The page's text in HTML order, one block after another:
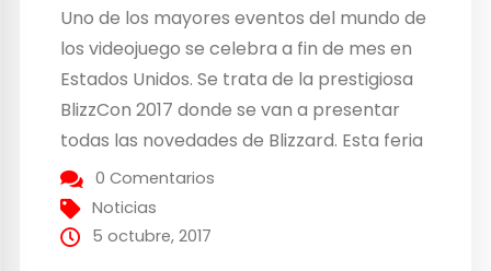
Uno de los mayores eventos del mundo de
los videojuego se celebra a fin de mes en
Estados Unidos. Se trata de la prestigiosa
BlizzCon 2017 donde se van a presentar
todas las novedades de Blizzard. Esta feria
permite además, unir a todos los fans y
profesionales del sector, en una
celebración donde se van...
0 Comentarios
Noticias
5 octubre, 2017